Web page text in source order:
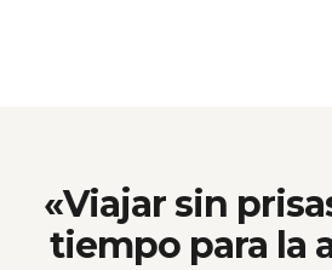
«Viajar sin
tiempo para la